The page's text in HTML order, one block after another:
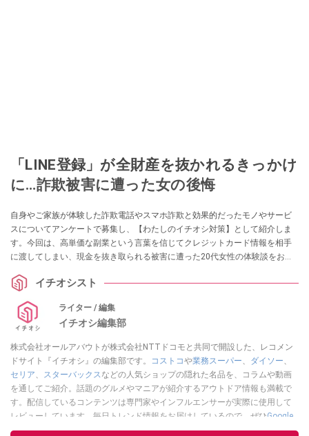
「LINE登録」が全財産を抜かれるきっかけ
に…詐欺被害に遭った女の後悔
自身やご家族が体験した詐欺電話やスマホ詐欺と効果的だったモノやサービ
スについてアンケートで募集し、【わたしのイチオシ対策】として紹介しま
す。今回は、高単価な副業という言葉を信じてクレジットカード情報を相手
に渡してしまい、現金を抜き取られる被害に遭った20代女性の体験談をお届
イチオシスト
ライター / 編集
イチオシ編集部
株式会社オールアバウトが株式会社NTTドコモと共同で開設した、レコメン
ドサイト『イチオシ』の編集部です。
コストコや業務スーパー、 ダイソー、
セリア、 スターバックスなどの人気ショップの隠れた名品を、コラムや動画
を通してご紹介。話題のグルメやマニアが紹介するアウトドア情報も満載で
す。配信しているコンテンツは専門家やインフルエンサーが実際に使用して
レビューしています。毎日トレンド情報をお届けしているので、ぜひGoogle
ニュースでフォローしてください！